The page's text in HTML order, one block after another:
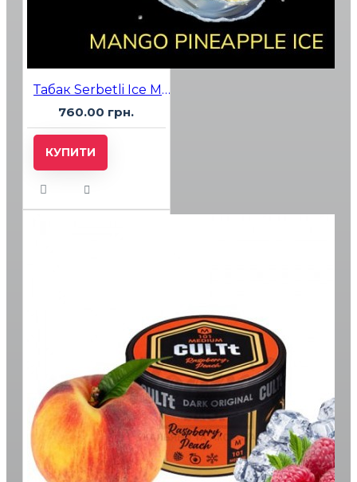
Табак Serbetli Ice Mango Pineapple (Манго Ананас Лёд) 500 гр
760.00 грн.
КУПИТИ